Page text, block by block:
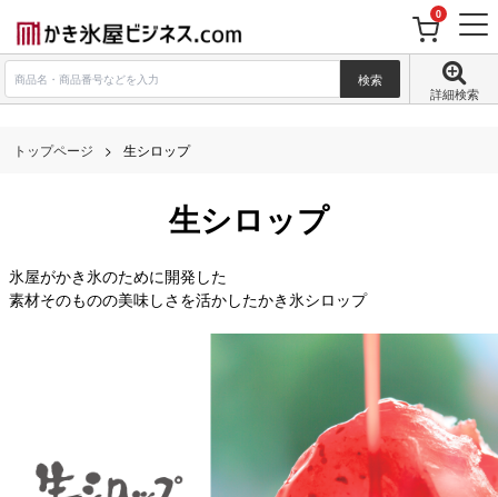
0
詳細検索
トップページ 生シロップ
生シロップ
氷屋がかき氷のために開発した
素材そのものの美味しさを活かしたかき氷シロップ